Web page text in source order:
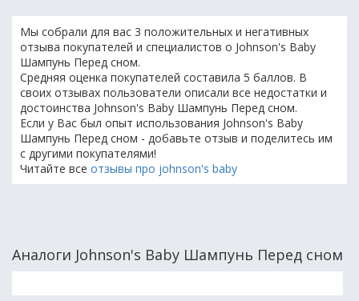
Мы собрали для вас 3 положительных и негативных
отзыва покупателей и специалистов о Johnson's Baby
Шампунь Перед сном.
Средняя оценка покупателей составила 5 баллов. В
своих отзывах пользователи описали все недостатки и
достоинства Johnson's Baby Шампунь Перед сном.
Если у Вас был опыт использования Johnson's Baby
Шампунь Перед сном - добавьте отзыв и поделитесь им
с другими покупателями!
Читайте все отзывы про johnson's baby
Аналоги Johnson's Baby Шампунь Перед сном